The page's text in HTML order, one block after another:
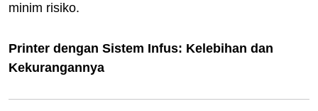
minim risiko.
Printer dengan Sistem Infus: Kelebihan dan
Kekurangannya